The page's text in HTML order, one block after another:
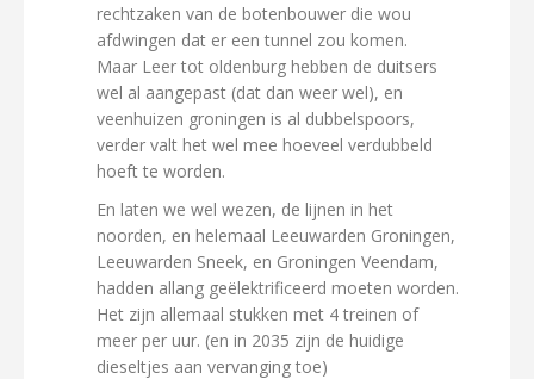
rechtzaken van de botenbouwer die wou
afdwingen dat er een tunnel zou komen.
Maar Leer tot oldenburg hebben de duitsers
wel al aangepast (dat dan weer wel), en
veenhuizen groningen is al dubbelspoors,
verder valt het wel mee hoeveel verdubbeld
hoeft te worden.
En laten we wel wezen, de lijnen in het
noorden, en helemaal Leeuwarden Groningen,
Leeuwarden Sneek, en Groningen Veendam,
hadden allang geëlektrificeerd moeten worden.
Het zijn allemaal stukken met 4 treinen of
meer per uur. (en in 2035 zijn de huidige
dieseltjes aan vervanging toe)